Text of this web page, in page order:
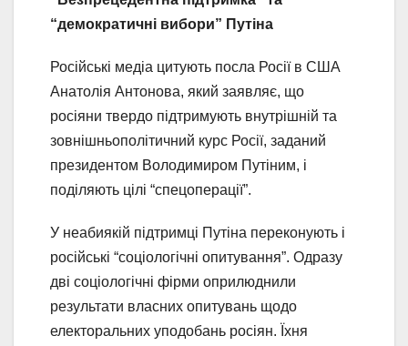
“демократичні вибори” Путіна
Російські медіа цитують посла Росії в США
Анатолія Антонова, який заявляє, що
росіяни твердо підтримують внутрішній та
зовнішньополітичний курс Росії, заданий
президентом Володимиром Путіним, і
поділяють цілі “спецоперації”.
У неабиякій підтримці Путіна переконують і
російські “соціологічні опитування”. Одразу
дві соціологічні фірми оприлюднили
результати власних опитувань щодо
електоральних уподобань росіян. Їхня